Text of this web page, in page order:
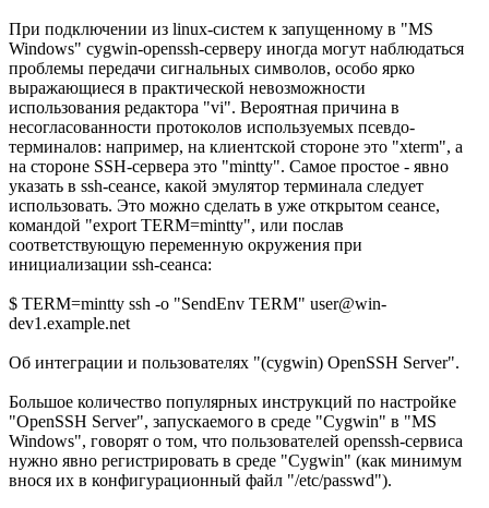
При подключении из linux-систем к запущенному в "MS
Windows" cygwin-openssh-серверу иногда могут наблюдаться
проблемы передачи сигнальных символов, особо ярко
выражающиеся в практической невозможности
использования редактора "vi". Вероятная причина в
несогласованности протоколов используемых псевдо-
терминалов: например, на клиентской стороне это "xterm", а
на стороне SSH-сервера это "mintty". Самое простое - явно
указать в ssh-сеансе, какой эмулятор терминала следует
использовать. Это можно сделать в уже открытом сеансе,
командой "export TERM=mintty", или послав
соответствующую переменную окружения при
инициализации ssh-сеанса:
$ TERM=mintty ssh -o "SendEnv TERM" user@win-
dev1.example.net
Об интеграции и пользователях "(cygwin) OpenSSH Server".
Большое количество популярных инструкций по настройке
"OpenSSH Server", запускаемого в среде "Cygwin" в "MS
Windows", говорят о том, что пользователей openssh-сервиса
нужно явно регистрировать в среде "Cygwin" (как минимум
внося их в конфигурационный файл "/etc/passwd").